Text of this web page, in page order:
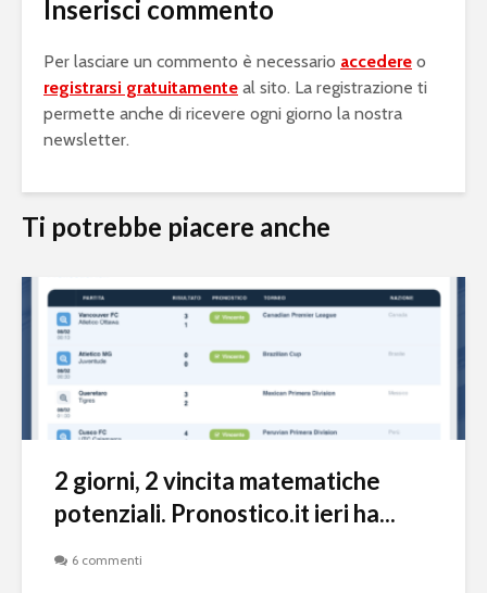
Inserisci commento
Per lasciare un commento è necessario accedere o
registrarsi gratuitamente al sito. La registrazione ti
permette anche di ricevere ogni giorno la nostra
newsletter.
Ti potrebbe piacere anche
2 giorni, 2 vincita matematiche
potenziali. Pronostico.it ieri ha...
6 commenti